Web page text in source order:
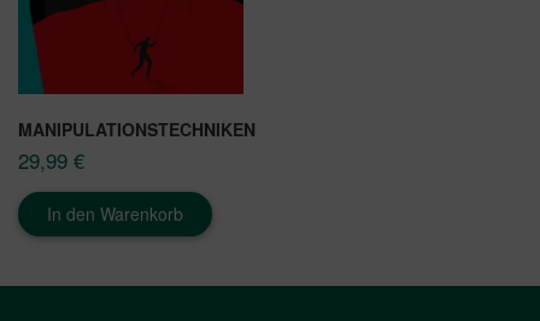
MANIPULATIONSTECHNIKEN
29,99 €
In den Warenkorb